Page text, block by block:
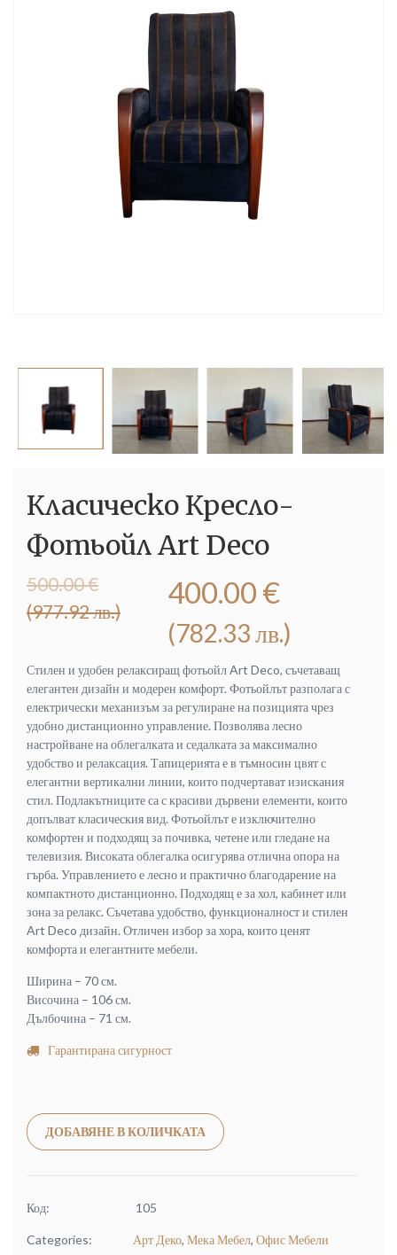
Класическо Кресло-
Фотьойл Art Deco
500.00€
(977.92 лв.)
Original
was:
лв.).
400.00 €
(782.33 лв.)
Текущата
е:
лв.).
Стилен и удобен релаксиращ фотьойл Art Deco, съчетаващ
елегантен дизайн и модерен комфорт. Фотьойлът разполага с
електрически механизъм за регулиране на позицията чрез
удобно дистанционно управление. Позволява лесно
настройване на облегалката и седалката за максимално
удобство и релаксация. Тапицерията е в тъмносин цвят с
елегантни вертикални линии, които подчертават изискания
стил. Подлакътниците са с красиви дървени елементи, които
допълват класическия вид. Фотьойлът е изключително
комфортен и подходящ за почивка, четене или гледане на
телевизия. Високата облегалка осигурява отлична опора на
гърба. Управлението е лесно и практично благодарение на
компактното дистанционно. Подходящ е за хол, кабинет или
зона за релакс. Съчетава удобство, функционалност и стилен
Art Deco дизайн. Отличен избор за хора, които ценят
комфорта и елегантните мебели.
Ширина – 70 см.
Височина – 106 см.
Дълбочина – 71 см.
Гарантирана сигурност
ДОБАВЯНЕ В КОЛИЧКАТА
Код: 105
Categories: Арт Деко, Мека Мебел, Офис Мебели